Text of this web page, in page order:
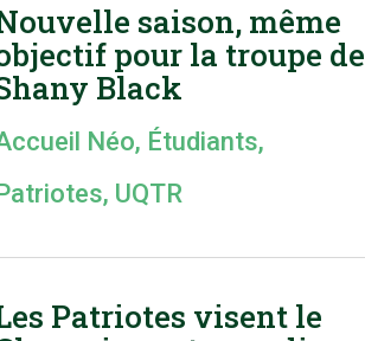
saison, même
pour la troupe de
Black
Néo, Étudiants,
, UQTR
Patriotes visent le